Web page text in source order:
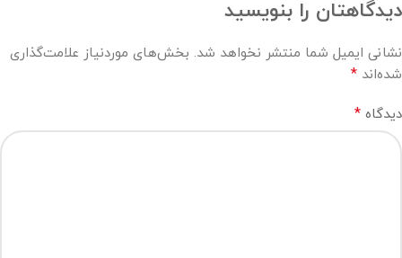
دیدگاهتان را بنویسید
نشانی ایمیل شما منتشر نخواهد شد. بخش‌های موردنیاز علامت‌گذاری
شده‌اند *
دیدگاه *